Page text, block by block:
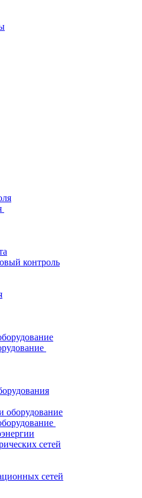
контроль
сетей
сетей